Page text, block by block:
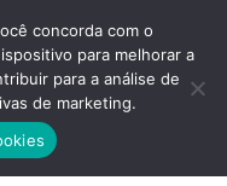
aqui:
concorda com o
para melhorar a
para a análise de
de marketing.